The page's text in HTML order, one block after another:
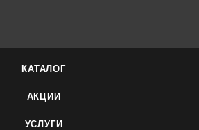
КАТАЛОГ
АКЦИИ
УСЛУГИ